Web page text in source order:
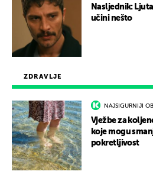
ZDRAVLJE
NAJSIGURNIJI
Vježbe za
koje mogu
pokretljivost
Nasljednik:
učini nešto